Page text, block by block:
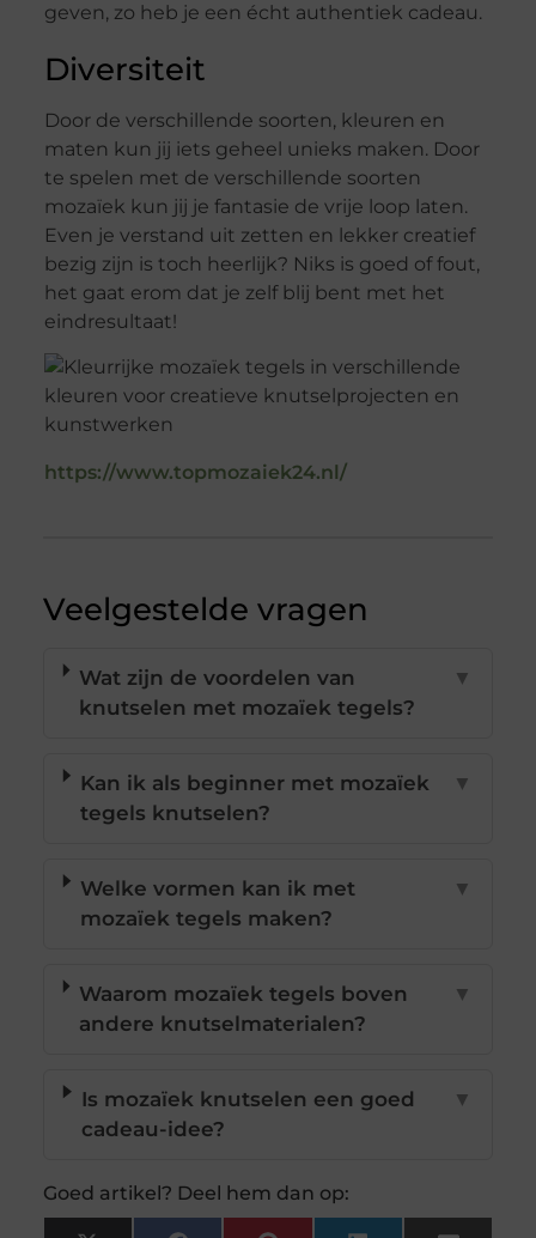
geven, zo heb je een écht authentiek cadeau.
Diversiteit
Door de verschillende soorten, kleuren en
maten kun jij iets geheel unieks maken. Door
te spelen met de verschillende soorten
mozaïek kun jij je fantasie de vrije loop laten.
Even je verstand uit zetten en lekker creatief
bezig zijn is toch heerlijk? Niks is goed of fout,
het gaat erom dat je zelf blij bent met het
eindresultaat!
https://www.topmozaiek24.nl/
Veelgestelde vragen
Wat zijn de voordelen van
knutselen met mozaïek tegels?
▼
Kan ik als beginner met mozaïek
tegels knutselen?
▼
Welke vormen kan ik met
mozaïek tegels maken?
▼
Waarom mozaïek tegels boven
andere knutselmaterialen?
▼
Is mozaïek knutselen een goed
cadeau-idee?
▼
Goed artikel? Deel hem dan op: